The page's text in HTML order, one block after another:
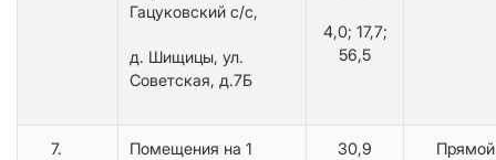
Гацуковский с/с,
д. Шищицы, ул.
Советская, д.7Б
4,0; 17,7;
56,5
7.
Помещения на 1
30,9
Прямой